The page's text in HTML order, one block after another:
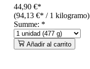
44,90 €*
(94,13 €* / 1 kilogramo)
Summe: *
Añadir al carrito